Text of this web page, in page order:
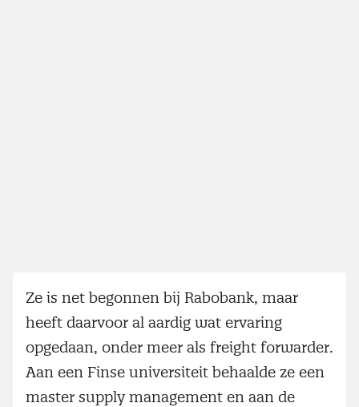
Ze is net begonnen bij Rabobank, maar
heeft daarvoor al aardig wat ervaring
opgedaan, onder meer als freight forwarder.
Aan een Finse universiteit behaalde ze een
master supply management en aan de